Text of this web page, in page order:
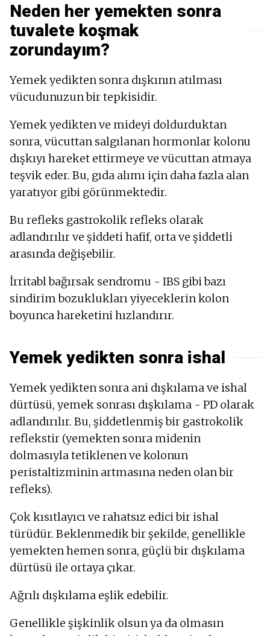
Neden her yemekten sonra
tuvalete koşmak
zorundayım?
Yemek yedikten sonra dışkının atılması
vücudunuzun bir tepkisidir.
Yemek yedikten ve mideyi doldurduktan
sonra, vücuttan salgılanan hormonlar kolonu
dışkıyı hareket ettirmeye ve vücuttan atmaya
teşvik eder. Bu, gıda alımı için daha fazla alan
yaratıyor gibi görünmektedir.
Bu refleks gastrokolik refleks olarak
adlandırılır ve şiddeti hafif, orta ve şiddetli
arasında değişebilir.
İrritabl bağırsak sendromu - IBS gibi bazı
sindirim bozuklukları yiyeceklerin kolon
boyunca hareketini hızlandırır.
Yemek yedikten sonra ishal
Yemek yedikten sonra ani dışkılama ve ishal
dürtüsü, yemek sonrası dışkılama - PD olarak
adlandırılır. Bu, şiddetlenmiş bir gastrokolik
reflekstir (yemekten sonra midenin
dolmasıyla tetiklenen ve kolonun
peristaltizminin artmasına neden olan bir
refleks).
Çok kısıtlayıcı ve rahatsız edici bir ishal
türüdür. Beklenmedik bir şekilde, genellikle
yemekten hemen sonra, güçlü bir dışkılama
dürtüsü ile ortaya çıkar.
Ağrılı dışkılama eşlik edebilir.
Genellikle şişkinlik olsun ya da olmasın